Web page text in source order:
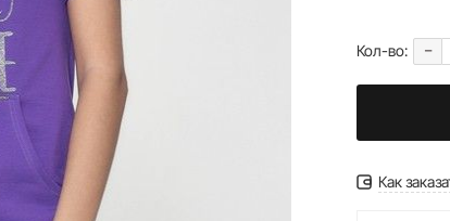
Кол-во: -
Как